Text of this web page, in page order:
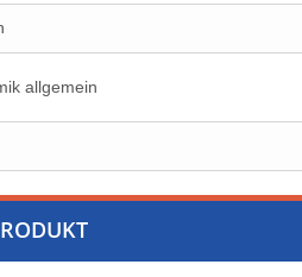
allgemein